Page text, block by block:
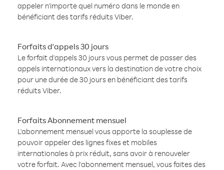
appeler n'importe quel numéro dans le monde en
bénéficiant des tarifs réduits Viber.
Forfaits d'appels 30 jours
Le forfait d'appels 30 jours vous permet de passer des
appels internationaux vers la destination de votre choix
pour une durée de 30 jours en bénéficiant des tarifs
réduits Viber.
Forfaits Abonnement mensuel
L'abonnement mensuel vous apporte la souplesse de
pouvoir appeler des lignes fixes et mobiles
internationales à prix réduit, sans avoir à renouveler
votre forfait. Avec l'abonnement mensuel, vous faites des